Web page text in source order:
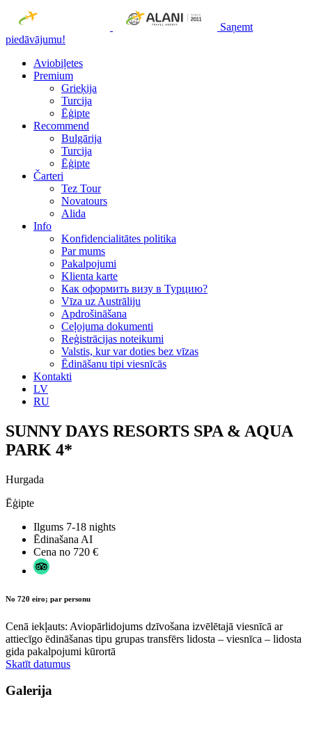
Saņemt
piedāvājumu!
Aviobiļetes
Premium
Grieķija
Turcija
Ēģipte
Recommend
Bulgārija
Turcija
Ēģipte
Čarteri
Tez Tour
Novatours
Alida
Info
Konfidencialitātes politika
Par mums
Рakalpojumi
Klienta karte
Как оформить визу в Турцию?
Vīza uz Austrāliju
Apdrošināšana
Ceļojuma dokumenti
Reģistrācijas noteikumi
Valstis, kur var doties bez vīzas
Ēdināšanu tipi viesnīcās
Kontakti
LV
RU
SUNNY DAYS RESORTS SPA & AQUA
PARK 4*
Hurgada
Ēģipte
Ilgums 7-18 nights
Ēdinašana AI
Cena no 720 €
No 720 eiro; par personu
Cenā iekļauts: Aviopārlidojums dzīvošana izvēlētajā viesnīcā ar
attiecīgo ēdināšanas tipu grupas transfērs lidosta – viesnīca – lidosta
gida pakalpojumi kūrortā
Skatīt datumus
Galerija